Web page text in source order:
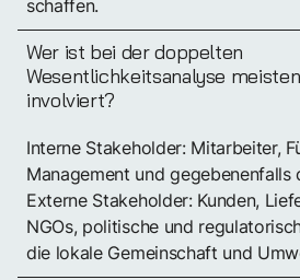
schaffen.
Wer ist bei der doppelten
Wesentlichkeitsanalyse
involviert?
Interne Stakeholder: Mitarbeiter,
Management und gegebenenfalls
Externe Stakeholder: Kunden,
NGOs, politische und
die lokale Gemeinschaft und